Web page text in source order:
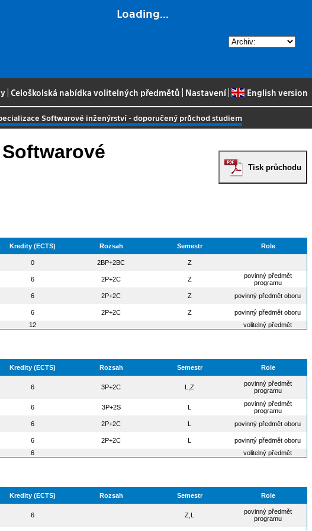
Loading...
|Celoškolská nabídka volitelných předmětů Nastavení| English version
Softwarové inženýrství - doporučený průchod studiem
Tisk průchodu
Kredity (ECTS) Rozsah Semestr Role
0 2BP+2BC Z
6 2P+2C Z
povinný předmět
programu
6 2P+2C Z povinný předmět oboru
6 2P+2C Z
povinný předmět oboru
12 volitelný předmět
Kredity (ECTS) Rozsah Semestr Role
6 3P+2C L,Z
povinný předmět
programu
6 3P+2S L
povinný předmět
programu
6 2P+2C L povinný předmět oboru
6 2P+2C L
povinný předmět oboru
6 volitelný předmět
Kredity (ECTS) Rozsah Semestr Role
6 Z,L
povinný předmět
programu